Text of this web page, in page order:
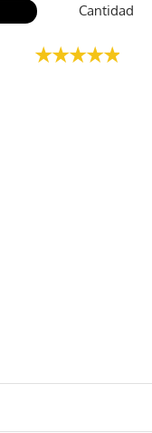
Cantidad